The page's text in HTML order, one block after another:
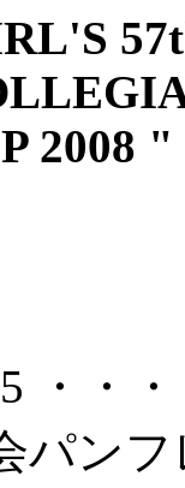
2008 "
・・
パン